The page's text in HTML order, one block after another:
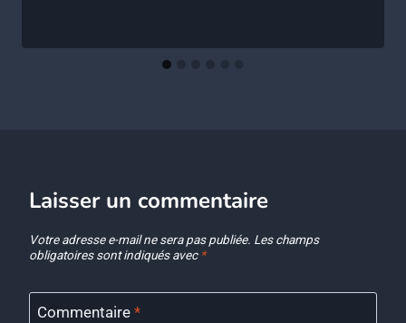
Laisser un commentaire
Votre adresse e-mail ne sera pas publiée. Les champs
obligatoires sont indiqués avec *
Commentaire *